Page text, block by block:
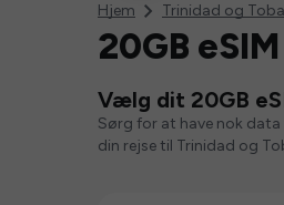
Hjem Trinidad og
20GB
Vælg dit 20GB
Sørg for at have nok data
din rejse til Trinidad og